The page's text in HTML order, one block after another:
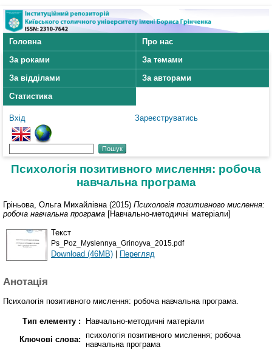
Головна
Про нас
За роками
За темами
За відділами
За авторами
Статистика
Вхід Зареєструватись
Психологія позитивного мислення: робоча
навчальна програма
Гріньова, Ольга Михайлівна (2015) Психологія позитивного мислення:
робоча навчальна програма [Навчально-методичні матеріали]
Текст
Ps_Poz_Myslennya_Grinoyva_2015.pdf
Download (46MB) | Перегляд
Анотація
Психологія позитивного мислення: робоча навчальна програма.
Тип елементу :
Навчально-методичні матеріали
Ключові слова: психологія позитивного мислення; робоча
навчальна програма